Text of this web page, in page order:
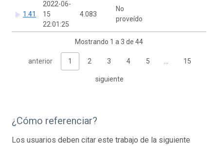
1.41
2022-06-
15
22:01:25
4.083
No
proveído
Mostrando 1 a 3 de 44
anterior 1 2 3 4 5 15
siguiente
¿Cómo referenciar?
Los usuarios deben citar este trabajo de la siguiente